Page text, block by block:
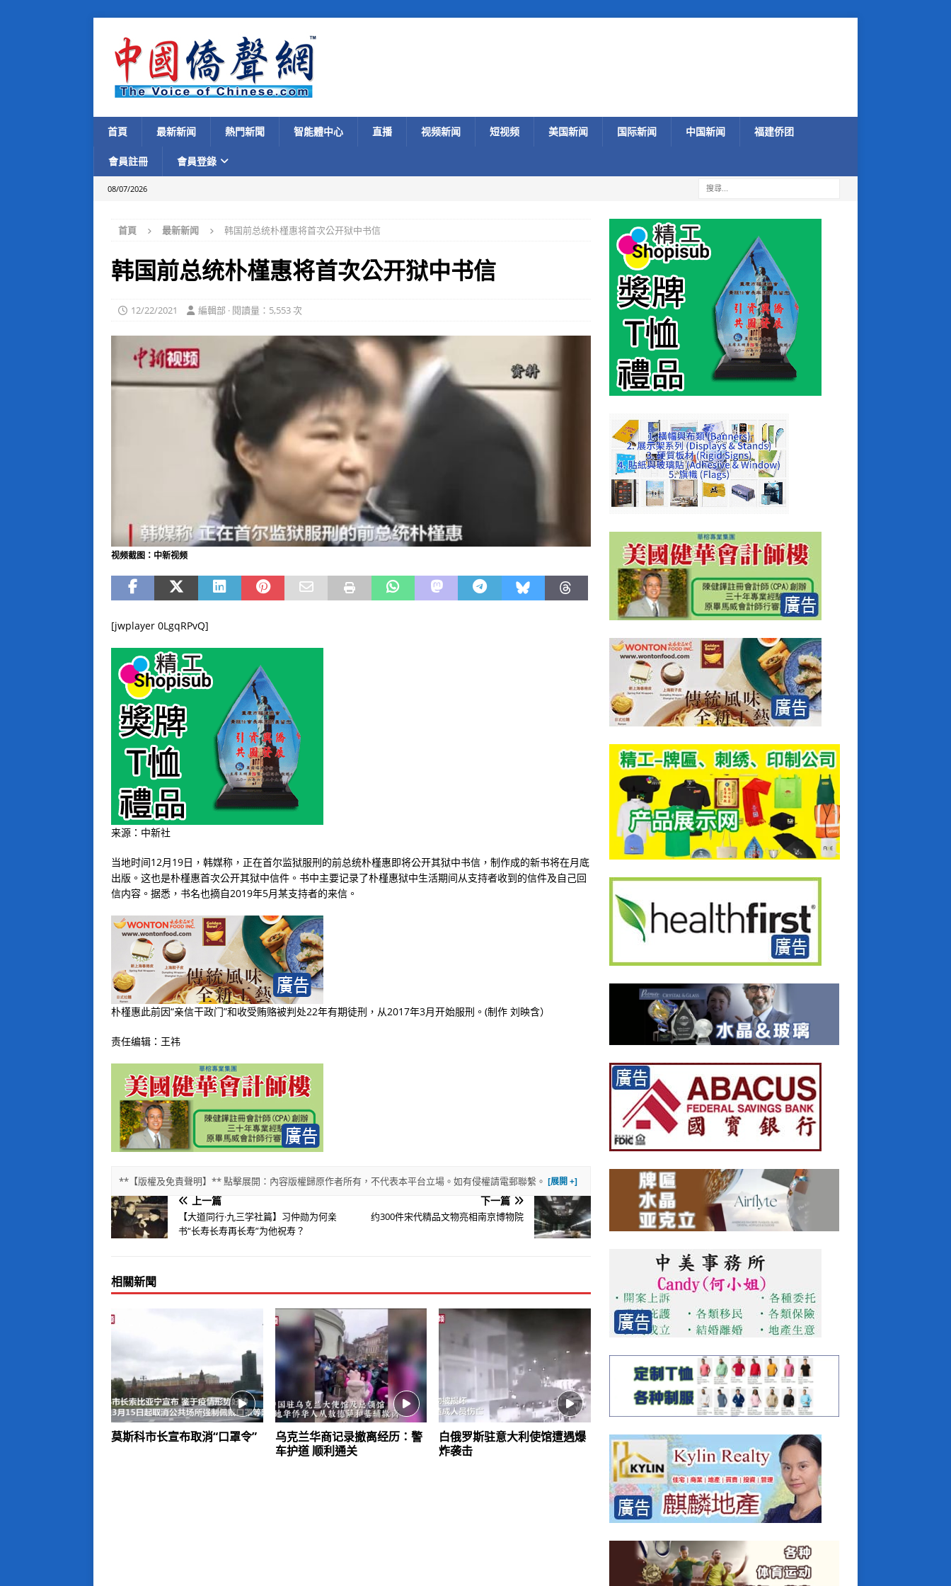
首頁 最新新闻 熱門新聞 智能體中心 直播 视频新闻 短视频 美国新闻 国际新闻 中国新闻 福建侨团
會員註冊 會員登錄
08/07/2026
首頁 最新新闻 韩国前总统朴槿惠将首次公开狱中书信
韩国前总统朴槿惠将首次公开狱中书信
12/22/2021 編輯部 · 閱讀量：5,553 次
视频截图：中新视频
[jwplayer 0LgqRPvQ]
来源：中新社
当地时间12月19日，韩媒称，正在首尔监狱服刑的前总统朴槿惠即将公开其狱中书信，制作成的新书将在月底
出版。这也是朴槿惠首次公开其狱中信件。书中主要记录了朴槿惠狱中生活期间从支持者收到的信件及自己回
信内容。据悉，书名也摘自2019年5月某支持者的来信。
朴槿惠此前因“亲信干政门”和收受贿赂被判处22年有期徒刑，从2017年3月开始服刑。(制作 刘映含）
责任编辑：王祎
**【版權及免責聲明】** 點擊展開：內容版權歸原作者所有，不代表本平台立場。如有侵權請電郵聯繫。
上一篇
【大道同行·九三学社篇】习仲勋为何亲
书“长寿长寿再长寿”为他祝寿？
下一篇
约300件宋代精品文物亮相南京博物院
相關新聞
莫斯科市长宣布取消“口罩令”
乌克兰华商记录撤离经历：警
车护道 顺利通关
白俄罗斯驻意大利使馆遭遇爆
炸袭击